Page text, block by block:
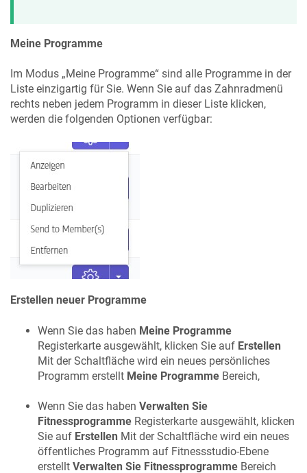
Meine Programme
Im Modus „Meine Programme“ sind alle Programme in der
Liste einzigartig für Sie. Wenn Sie auf das Zahnradmenü
rechts neben jedem Programm in dieser Liste klicken,
werden die folgenden Optionen verfügbar:
Erstellen neuer Programme
Wenn Sie das haben Meine Programme
Registerkarte ausgewählt, klicken Sie auf Erstellen
Mit der Schaltfläche wird ein neues persönliches
Programm erstellt Meine Programme Bereich,
Wenn Sie das haben Verwalten Sie
Fitnessprogramme Registerkarte ausgewählt, klicken
Sie auf Erstellen Mit der Schaltfläche wird ein neues
öffentliches Programm auf Fitnessstudio-Ebene
erstellt Verwalten Sie Fitnessprogramme Bereich